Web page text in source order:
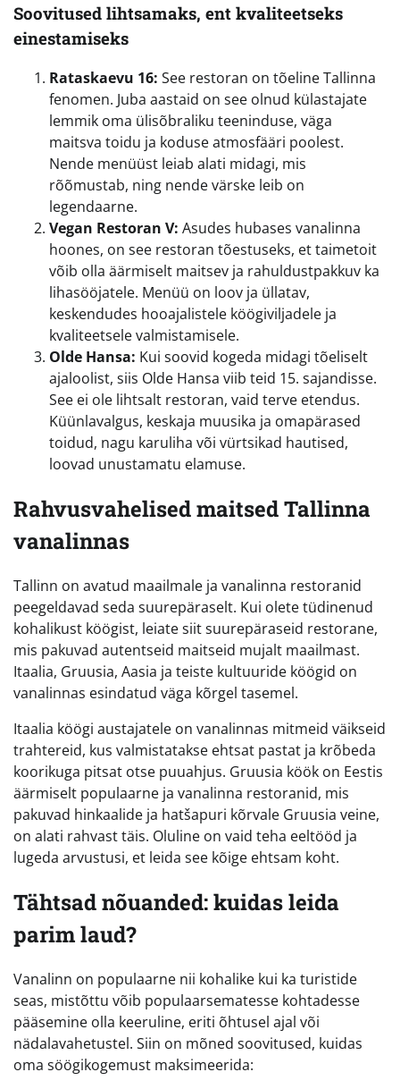
Soovitused lihtsamaks, ent kvaliteetseks
einestamiseks
Rataskaevu 16: See restoran on tõeline Tallinna
fenomen. Juba aastaid on see olnud külastajate
lemmik oma ülisõbraliku teeninduse, väga
maitsva toidu ja koduse atmosfääri poolest.
Nende menüüst leiab alati midagi, mis
rõõmustab, ning nende värske leib on
legendaarne.
Vegan Restoran V: Asudes hubases vanalinna
hoones, on see restoran tõestuseks, et taimetoit
võib olla äärmiselt maitsev ja rahuldustpakkuv ka
lihasööjatele. Menüü on loov ja üllatav,
keskendudes hooajalistele köögiviljadele ja
kvaliteetsele valmistamisele.
Olde Hansa: Kui soovid kogeda midagi tõeliselt
ajaloolist, siis Olde Hansa viib teid 15. sajandisse.
See ei ole lihtsalt restoran, vaid terve etendus.
Küünlavalgus, keskaja muusika ja omapärased
toidud, nagu karuliha või vürtsikad hautised,
loovad unustamatu elamuse.
Rahvusvahelised maitsed Tallinna
vanalinnas
Tallinn on avatud maailmale ja vanalinna restoranid
peegeldavad seda suurepäraselt. Kui olete tüdinenud
kohalikust köögist, leiate siit suurepäraseid restorane,
mis pakuvad autentseid maitseid mujalt maailmast.
Itaalia, Gruusia, Aasia ja teiste kultuuride köögid on
vanalinnas esindatud väga kõrgel tasemel.
Itaalia köögi austajatele on vanalinnas mitmeid väikseid
trahtereid, kus valmistatakse ehtsat pastat ja krõbeda
koorikuga pitsat otse puuahjus. Gruusia köök on Eestis
äärmiselt populaarne ja vanalinna restoranid, mis
pakuvad hinkaalide ja hatšapuri kõrvale Gruusia veine,
on alati rahvast täis. Oluline on vaid teha eeltööd ja
lugeda arvustusi, et leida see kõige ehtsam koht.
Tähtsad nõuanded: kuidas leida
parim laud?
Vanalinn on populaarne nii kohalike kui ka turistide
seas, mistõttu võib populaarsematesse kohtadesse
pääsemine olla keeruline, eriti õhtusel ajal või
nädalavahetustel. Siin on mõned soovitused, kuidas
oma söögikogemust maksimeerida: